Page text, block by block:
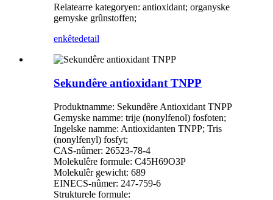
Relatearre kategoryen: antioxidant; organyske
gemyske grûnstoffen;
enkêtedetail
Sekundêre antioxidant TNPP
Produktnamme: Sekundêre Antioxidant TNPP
Gemyske namme: trije (nonylfenol) fosfoten;
Ingelske namme: Antioxidanten TNPP; Tris
(nonylfenyl) fosfyt;
CAS-nûmer: 26523-78-4
Molekulêre formule: C45H69O3P
Molekulêr gewicht: 689
EINECS-nûmer: 247-759-6
Strukturele formule: